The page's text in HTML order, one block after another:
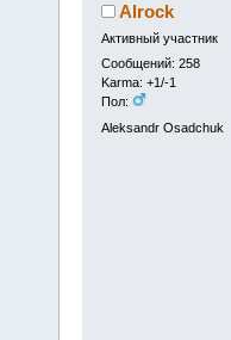
Alrock
Активный участник
Сообщений: 258
Karma: +1/-1
Пол:
Aleksandr Osadchuk